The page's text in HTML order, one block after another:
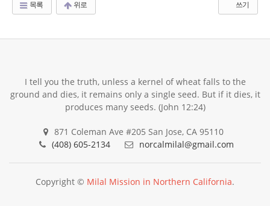
목록 위로 쓰기
I tell you the truth, unless a kernel of wheat falls to the
ground and dies, it remains only a single seed. But if it dies, it
produces many seeds. (John 12:24)
871 Coleman Ave #205 San Jose, CA 95110
(408) 605-2134
norcalmilal@gmail.com
Copyright © Milal Mission in Northern California.